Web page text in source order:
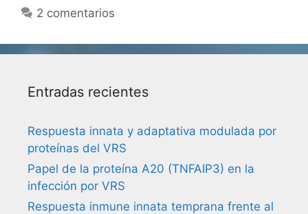
2 comentarios
Entradas recientes
Respuesta innata y adaptativa modulada por
proteínas del VRS
Papel de la proteína A20 (TNFAIP3) en la
infección por VRS
Respuesta inmune innata temprana frente al